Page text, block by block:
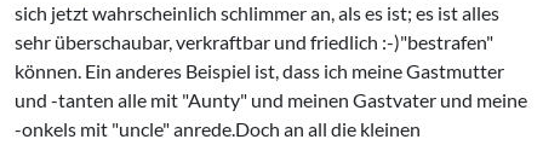
sich jetzt wahrscheinlich schlimmer an, als es ist; es ist alles
sehr überschaubar, verkraftbar und friedlich :-)"bestrafen"
können. Ein anderes Beispiel ist, dass ich meine Gastmutter
und -tanten alle mit "Aunty" und meinen Gastvater und meine
-onkels mit "uncle" anrede.Doch an all die kleinen